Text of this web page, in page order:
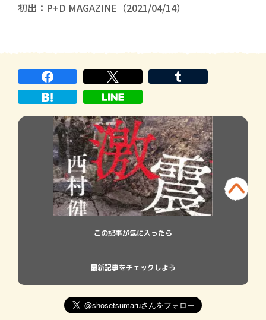
初出：P+D MAGAZINE（2021/04/14）
この記事が気に入ったら
最新記事をチェックしよう